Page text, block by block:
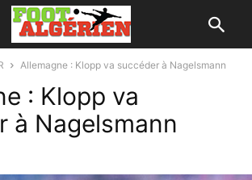
Allemagne : Klopp va succéder à Nagelsmann
: Klopp va
à Nagelsmann